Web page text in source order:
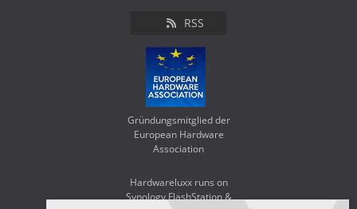
RSS
Gründungsmitglied der
European Hardware
Association
Hardwareluxx runs on
Synology FlashStation &